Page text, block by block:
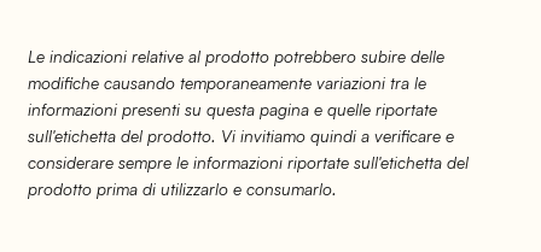
Le indicazioni relative al prodotto potrebbero subire delle
modifiche causando temporaneamente variazioni tra le
informazioni presenti su questa pagina e quelle riportate
sull'etichetta del prodotto. Vi invitiamo quindi a verificare e
considerare sempre le informazioni riportate sull'etichetta del
prodotto prima di utilizzarlo e consumarlo.